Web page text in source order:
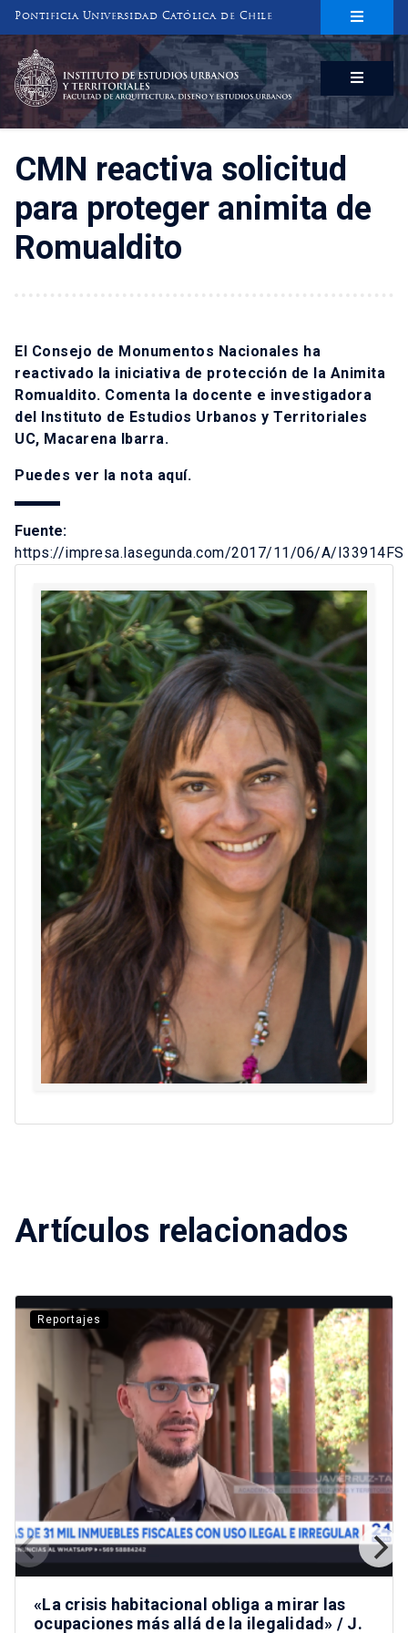
Pontificia Universidad Católica de Chile
INSTITUTO DE ESTUDIOS URBANOS
Y TERRITORIALES
FACULTAD DE ARQUITECTURA, DISEÑO Y ESTUDIOS URBANOS
CMN reactiva solicitud
para proteger animita de
Romualdito
El Consejo de Monumentos Nacionales ha
reactivado la iniciativa de protección de la Animita
Romualdito. Comenta la docente e investigadora
del Instituto de Estudios Urbanos y Territoriales
UC, Macarena Ibarra.
Puedes ver la nota aquí.
Fuente:
https://impresa.lasegunda.com/2017/11/06/A/I33914FS
Artículos relacionados
Reportajes
«La crisis habitacional obliga a mirar las
ocupaciones más allá de la ilegalidad» / J.